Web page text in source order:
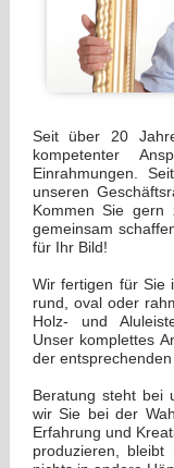
Seit über 20
kompetenter
Einrahmungen.
unseren
Kommen Sie gern
gemeinsam
für Ihr Bild!
Wir fertigen für Sie
rund, oval oder
Holz- und
Unser komplettes
der entsprechenden
Beratung steht bei
wir Sie bei der
Erfahrung und
produzieren,